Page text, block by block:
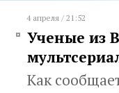
4 апреля / 21:52
Ученые из
Как